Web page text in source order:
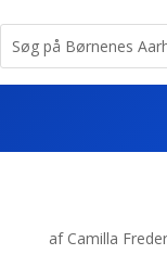
af Camilla